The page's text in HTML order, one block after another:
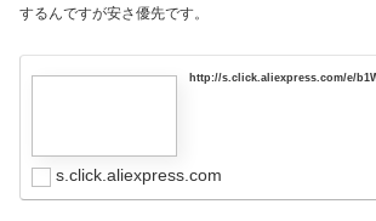
するんですが安さ優先です。
http://s.click.aliexpress.com/e/
s.click.aliexpress.com